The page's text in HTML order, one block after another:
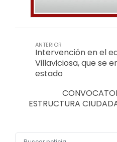
ANTERIOR
Intervención en el
Villaviciosa, que se
estado
ESTRUCTURA